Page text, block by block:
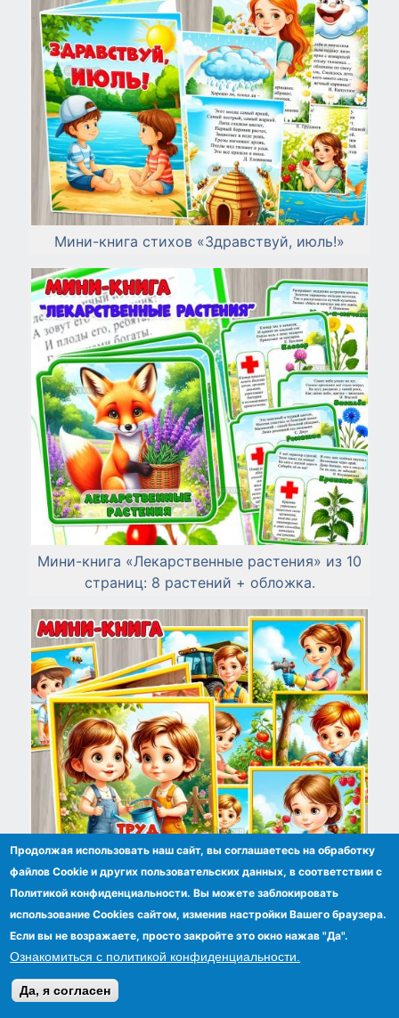
Мини-книга стихов «Здравствуй, июль!»
Мини-книга «Лекарственные растения» из 10
страниц: 8 растений + обложка.
Мини-книга «Труд людей летом»
Продолжая использовать наш сайт, вы соглашаетесь на обработку
файлов Сookie и других пользовательских данных, в соответствии с
Политикой конфиденциальности. Вы можете заблокировать
использование Cookies сайтом, изменив настройки Вашего браузера.
Если вы не возражаете, просто закройте это окно нажав "Да".
Ознакомиться с политикой конфиденциальности.
Да, я согласен